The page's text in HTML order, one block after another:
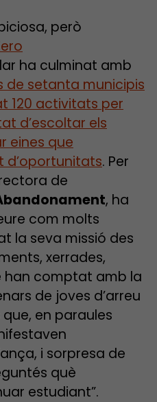
però
ha culminat amb
de setanta municipis
120 activitats per
d’escoltar els
eines que
d’oportunitats. Per
de
, ha
com molts
la seva missió des
xerrades,
han comptat amb la
de joves d’arreu
en paraules
i sorpresa de
què
estudiant”.